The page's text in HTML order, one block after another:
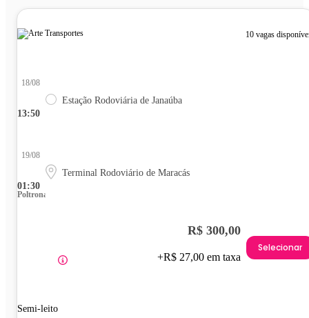
10 vagas
13:50
18/08
Estação Rodoviária de Janaúba
01:30
19/08
Terminal Rodoviário de Maracás
Poltrona
Semi-leito
R$ 300,00
+R$ 27,00 em taxa
Selecionar